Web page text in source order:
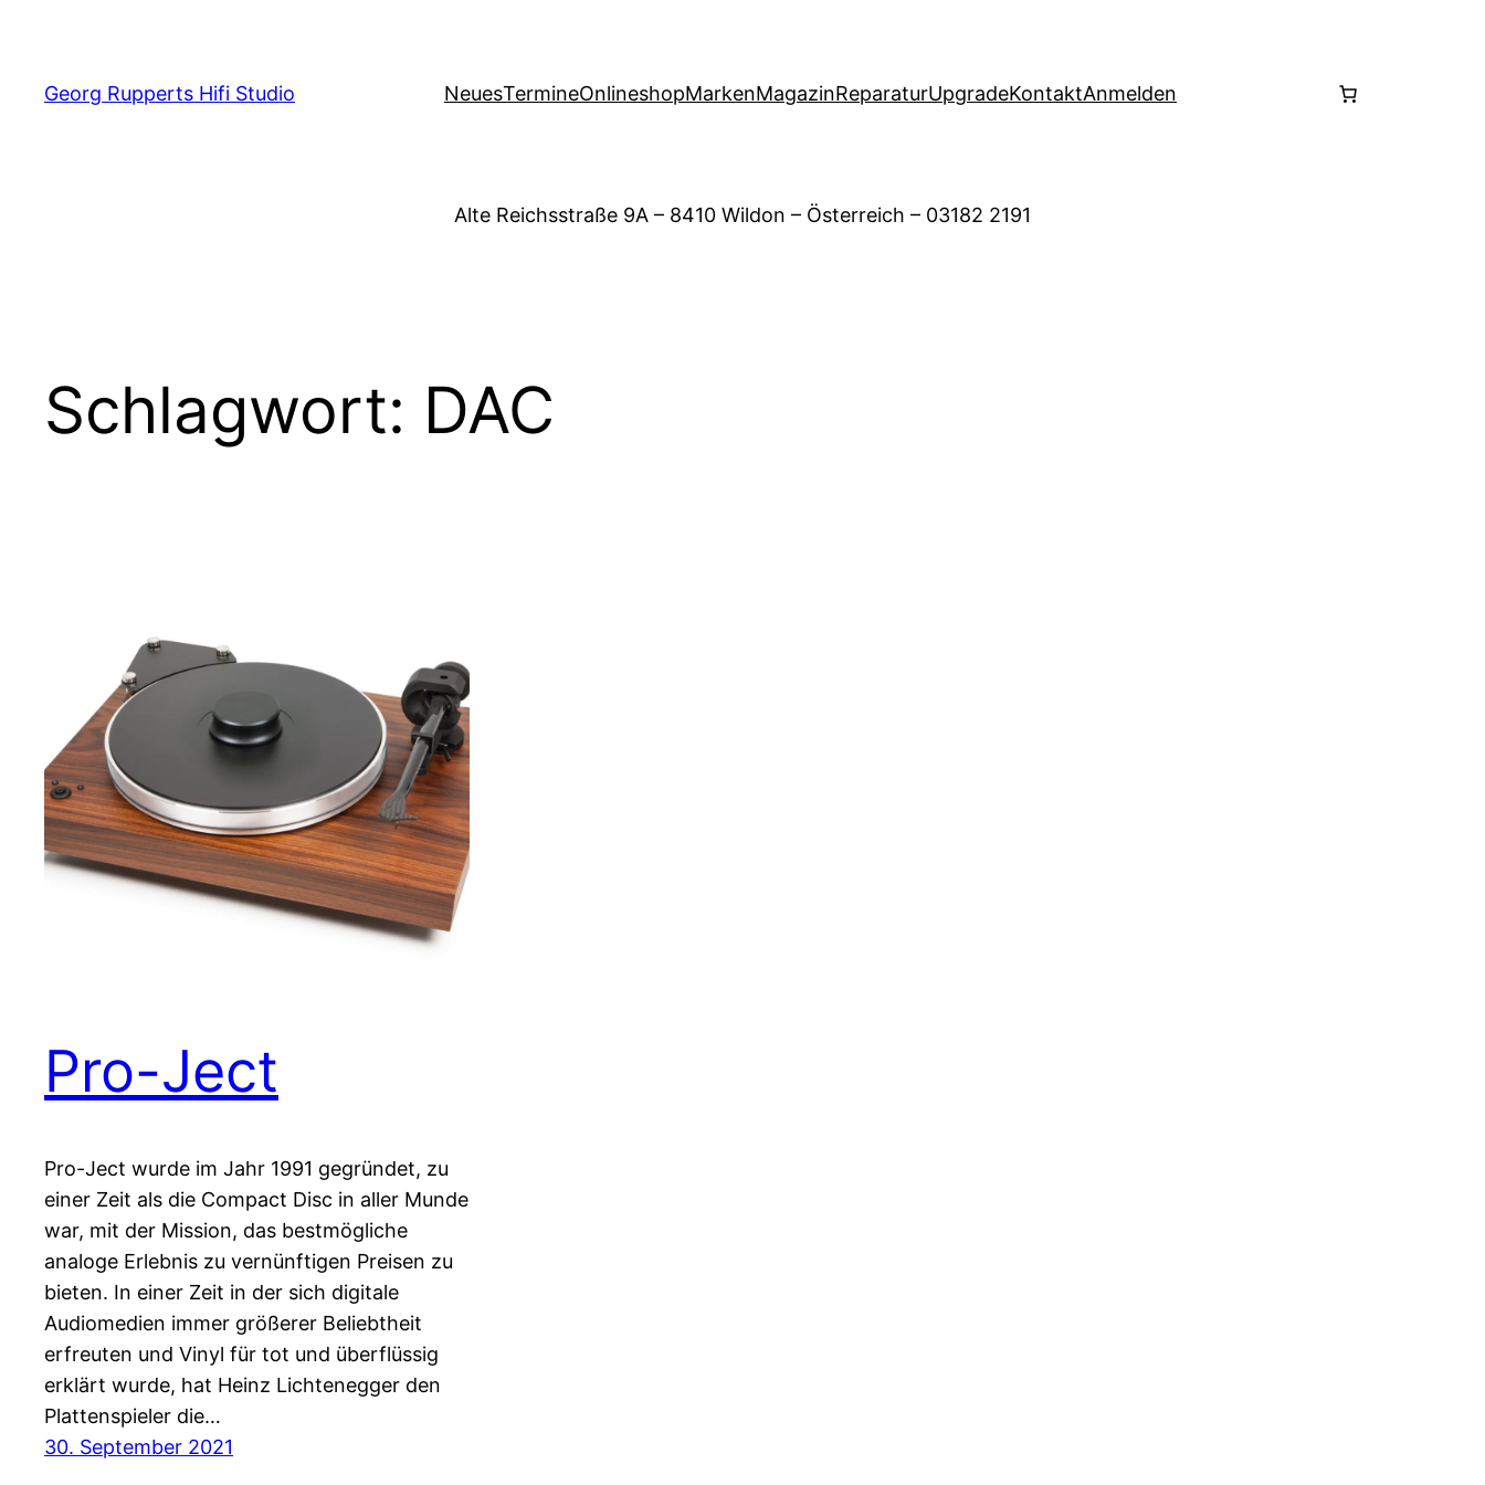
springen
Georg Rupperts Hifi Studio NeuesTermineOnlineshopMarkenMagazinReparaturUpgradeKontaktAnmelden
Alte Reichsstraße 9A – 8410 Wildon – Österreich – 03182 2191
Schlagwort: DAC
Pro-Ject
Pro-Ject wurde im Jahr 1991 gegründet, zu
einer Zeit als die Compact Disc in aller Munde
war, mit der Mission, das bestmögliche
analoge Erlebnis zu vernünftigen Preisen zu
bieten. In einer Zeit in der sich digitale
Audiomedien immer größerer Beliebtheit
erfreuten und Vinyl für tot und überflüssig
erklärt wurde, hat Heinz Lichtenegger den
Plattenspieler die…
30. September 2021